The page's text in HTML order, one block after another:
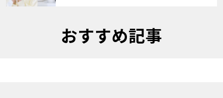
おすすめ記事